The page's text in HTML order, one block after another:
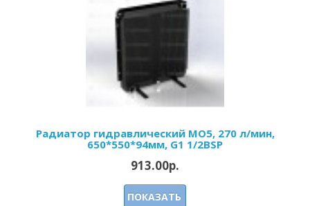
Радиатор гидравлический МО5, 270 л/мин,
650*550*94мм, G1 1/2BSP
913.00р.
ПОКАЗАТЬ